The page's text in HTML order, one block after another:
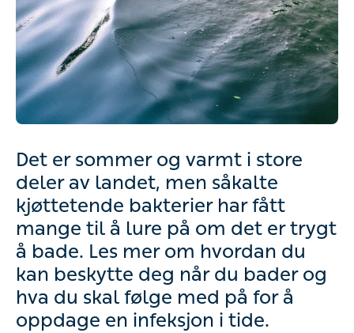
Det er sommer og varmt i store
deler av landet, men såkalte
kjøttetende bakterier har fått
mange til å lure på om det er trygt
å bade. Les mer om hvordan du
kan beskytte deg når du bader og
hva du skal følge med på for å
oppdage en infeksjon i tide.